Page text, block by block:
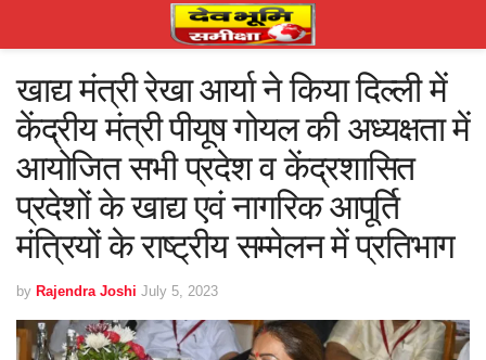
खाद्य मंत्री रेखा आर्या ने किया दिल्ली में
केंद्रीय मंत्री पीयूष गोयल की अध्यक्षता में
आयोजित सभी प्रदेश व केंद्रशासित
प्रदेशों के खाद्य एवं नागरिक आपूर्ति
मंत्रियों के राष्ट्रीय सम्मेलन में प्रतिभाग
by Rajendra Joshi July 5, 2023